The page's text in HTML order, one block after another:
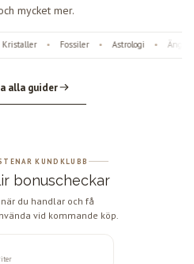
mycket mer.
• Fossiler • Astrologi •
alla guider
KUNDKLUBB
bonuscheckar
du handlar och få
vid kommande köp.